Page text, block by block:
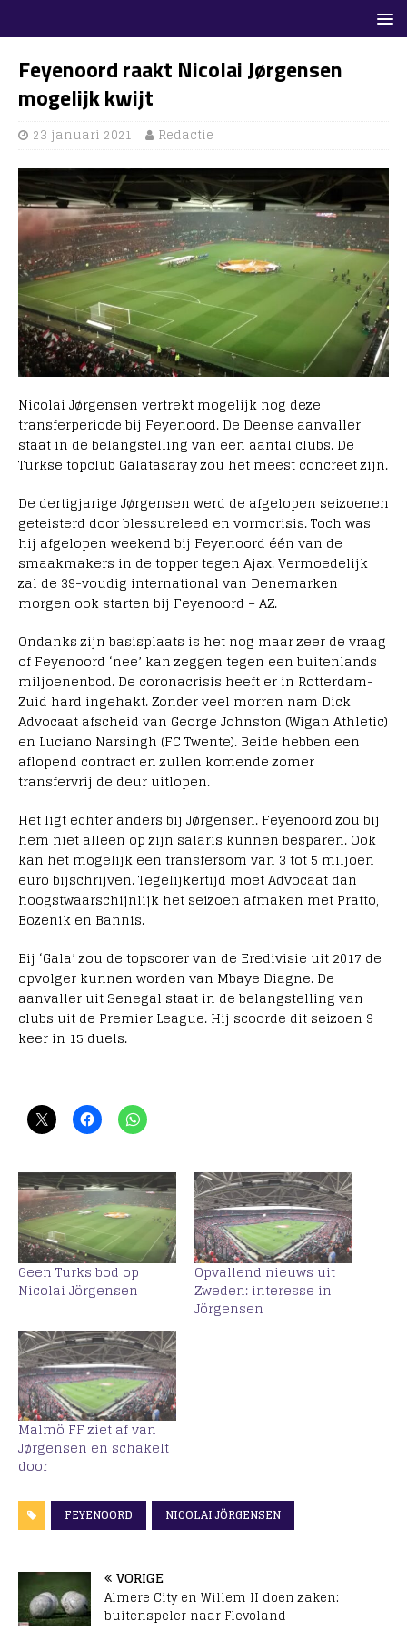
Feyenoord raakt Nicolai Jørgensen
mogelijk kwijt
23 januari 2021 Redactie
Nicolai Jørgensen vertrekt mogelijk nog deze
transferperiode bij Feyenoord. De Deense aanvaller
staat in de belangstelling van een aantal clubs. De
Turkse topclub Galatasaray zou het meest concreet zijn.
De dertigjarige Jørgensen werd de afgelopen seizoenen
geteisterd door blessureleed en vormcrisis. Toch was
hij afgelopen weekend bij Feyenoord één van de
smaakmakers in de topper tegen Ajax. Vermoedelijk
zal de 39-voudig international van Denemarken
morgen ook starten bij Feyenoord – AZ.
Ondanks zijn basisplaats is het nog maar zeer de vraag
of Feyenoord ‘nee’ kan zeggen tegen een buitenlands
miljoenenbod. De coronacrisis heeft er in Rotterdam-
Zuid hard ingehakt. Zonder veel morren nam Dick
Advocaat afscheid van George Johnston (Wigan Athletic)
en Luciano Narsingh (FC Twente). Beide hebben een
aflopend contract en zullen komende zomer
transfervrij de deur uitlopen.
Het ligt echter anders bij Jørgensen. Feyenoord zou bij
hem niet alleen op zijn salaris kunnen besparen. Ook
kan het mogelijk een transfersom van 3 tot 5 miljoen
euro bijschrijven. Tegelijkertijd moet Advocaat dan
hoogstwaarschijnlijk het seizoen afmaken met Pratto,
Bozenik en Bannis.
Bij ‘Gala’ zou de topscorer van de Eredivisie uit 2017 de
opvolger kunnen worden van Mbaye Diagne. De
aanvaller uit Senegal staat in de belangstelling van
clubs uit de Premier League. Hij scoorde dit seizoen 9
keer in 15 duels.
Geen Turks bod op
Nicolai Jörgensen
Opvallend nieuws uit
Zweden: interesse in
Jörgensen
Malmö FF ziet af van
Jørgensen en schakelt
door
FEYENOORD NICOLAI JÖRGENSEN
VORIGE
Almere City en Willem II doen zaken:
buitenspeler naar Flevoland